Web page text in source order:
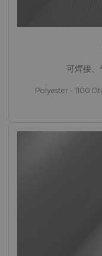
可焊接、
Polyester - 1100